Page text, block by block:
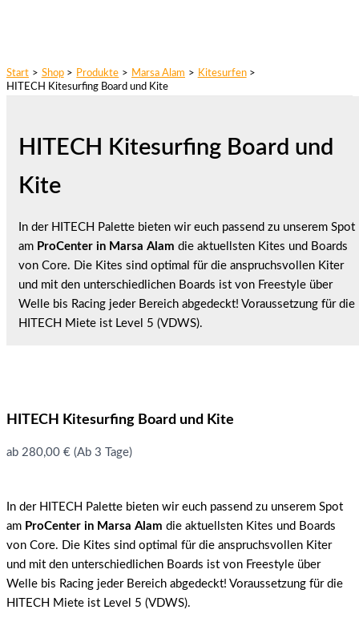
Start Shop Produkte Marsa Alam
Kitesurfen
HITECH Kitesurfing Board und Kite
HITECH Kitesurfing Board und
Kite
In der HITECH Palette bieten wir euch passend zu unserem Spot
am ProCenter in Marsa Alam die aktuellsten Kites und Boards
von Core. Die Kites sind optimal für die anspruchsvollen Kiter
und mit den unterschiedlichen Boards ist von Freestyle über
Welle bis Racing jeder Bereich abgedeckt! Voraussetzung für die
HITECH Miete ist Level 5 (VDWS).
HITECH Kitesurfing Board und Kite
ab 280,00 € (Ab 3 Tage)
In der HITECH Palette bieten wir euch passend zu unserem Spot
am ProCenter in Marsa Alam die aktuellsten Kites und Boards
von Core. Die Kites sind optimal für die anspruchsvollen Kiter
und mit den unterschiedlichen Boards ist von Freestyle über
Welle bis Racing jeder Bereich abgedeckt! Voraussetzung für die
HITECH Miete ist Level 5 (VDWS).